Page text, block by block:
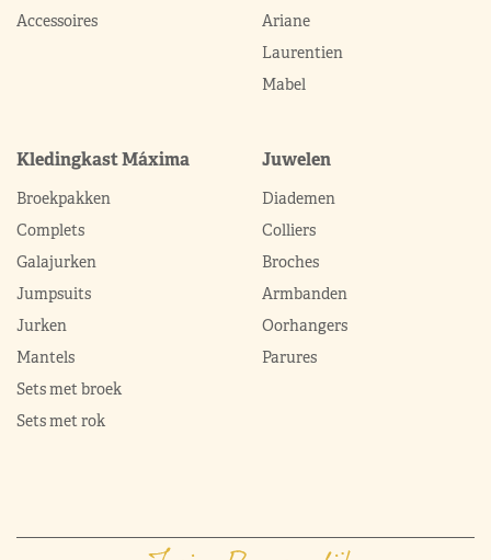
Accessoires
Ariane
Laurentien
Mabel
Kledingkast Máxima
Broekpakken
Complets
Galajurken
Jumpsuits
Jurken
Mantels
Sets met broek
Sets met rok
Juwelen
Diademen
Colliers
Broches
Armbanden
Oorhangers
Parures